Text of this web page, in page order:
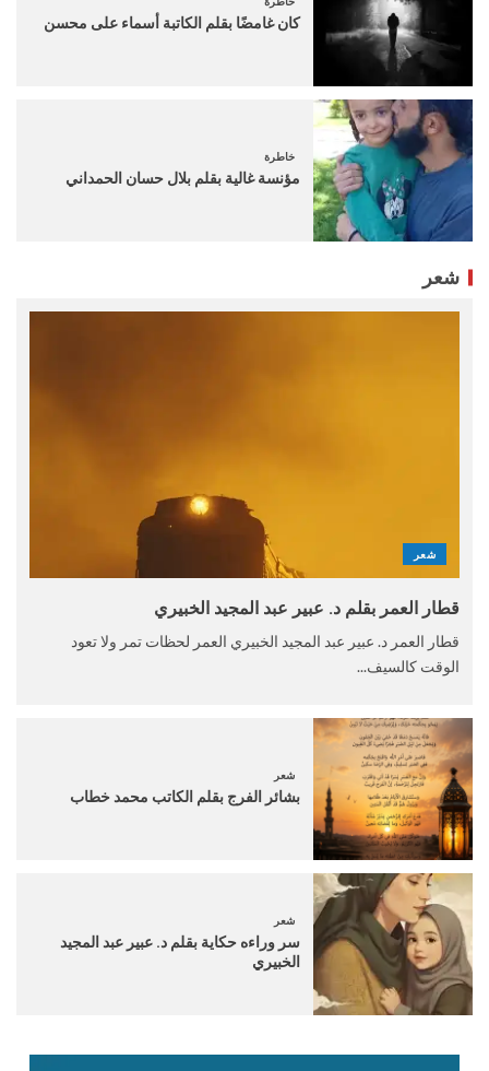
كان غامضًا بقلم الكاتبة أسماء على محسن
خاطرة
مؤنسة غالية بقلم بلال حسان الحمداني
شعر
شعر
قطار العمر بقلم د. عبير عبد المجيد الخبيري
قطار العمر د. عبير عبد المجيد الخبيري العمر لحظات تمر ولا تعود
الوقت كالسيف...
شعر
بشائر الفرج بقلم الكاتب محمد خطاب
شعر
سر وراءه حكاية بقلم د. عبير عبد المجيد
الخبيري